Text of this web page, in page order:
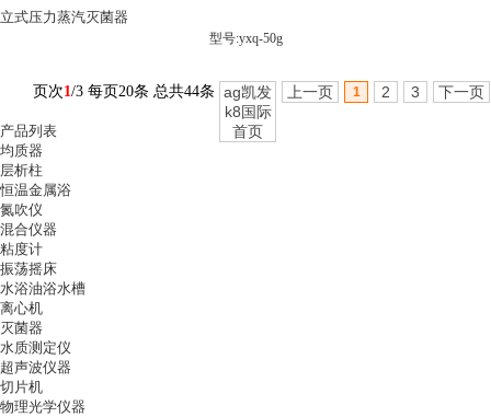
立式压力蒸汽灭菌器
型号:yxq-50g
页次1/3 每页20条 总共44条 ag凯发
k8国际
首页
上一页 1 2 3 下一页
产品列表
均质器
层析柱
恒温金属浴
氮吹仪
混合仪器
粘度计
振荡摇床
水浴油浴水槽
离心机
灭菌器
水质测定仪
超声波仪器
切片机
物理光学仪器